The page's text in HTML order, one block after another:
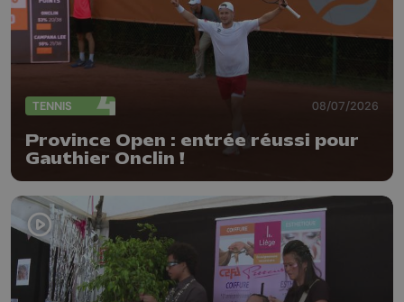
TENNIS 08/07/2026
Province Open : entrée réussi pour
Gauthier Onclin !